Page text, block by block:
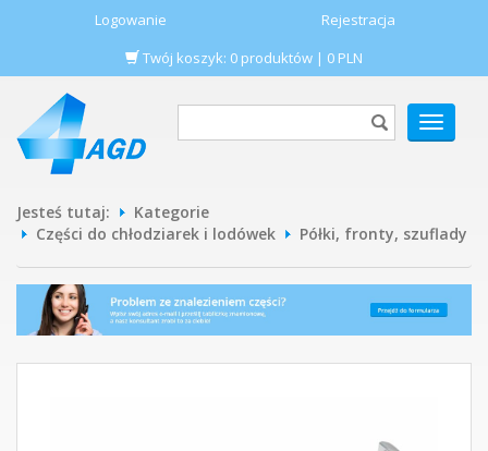
Logowanie
Rejestracja
Twój koszyk: 0 produktów | 0 PLN
POKAŻ
MENU
Jesteś tutaj:
Kategorie
Części do chłodziarek i lodówek
Półki, fronty, szuflady